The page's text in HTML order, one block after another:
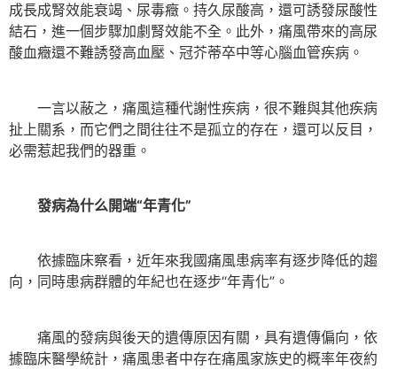
成長成腎效能衰竭、尿毒癥。持久尿酸高，還可誘發尿酸性
結石，進一個步驟加劇腎效能不全。此外，痛風帶來的高尿
酸血癥還不難誘發高血壓、冠芥蒂卒中等心腦血管疾病。
一言以蔽之，痛風這種代謝性疾病，很不難與其他疾病
扯上關系，而它們之間往往不是孤立的存在，還可以反目，
必需惹起我們的器重。
發病為什么開端“年青化”
依據臨床察看，近年來我國痛風患病率有逐步降低的趨
向，同時患病群體的年紀也在逐步“年青化”。
痛風的發病與後天的遺傳原因有關，具有遺傳偏向，依
據臨床醫學統計，痛風患者中存在痛風家族史的概率年夜約